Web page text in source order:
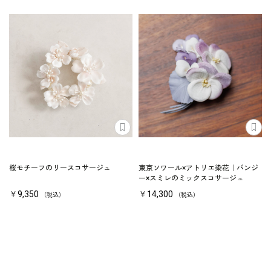
桜モチーフのリースコサージュ
￥9,350 （税込）
東京ソワール×アトリエ染花｜パンジ
ー×スミレのミックスコサージュ
￥14,300 （税込）